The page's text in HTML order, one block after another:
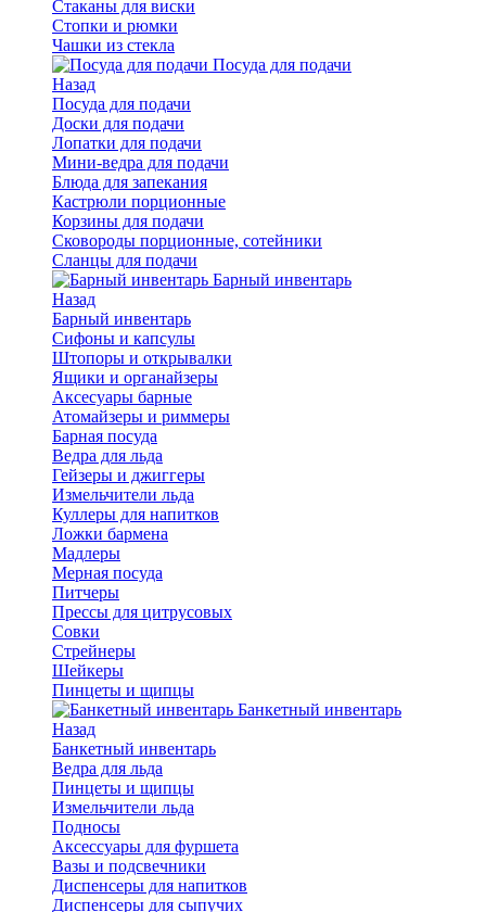
Стаканы для виски
Стопки и рюмки
Чашки из стекла
Посуда для подачи
Назад
Посуда для подачи
Доски для подачи
Лопатки для подачи
Мини-ведра для подачи
Блюда для запекания
Кастрюли порционные
Корзины для подачи
Сковороды порционные, сотейники
Сланцы для подачи
Барный инвентарь
Назад
Барный инвентарь
Сифоны и капсулы
Штопоры и открывалки
Ящики и органайзеры
Аксесуары барные
Атомайзеры и риммеры
Барная посуда
Ведра для льда
Гейзеры и джиггеры
Измельчители льда
Куллеры для напитков
Ложки бармена
Мадлеры
Мерная посуда
Питчеры
Прессы для цитрусовых
Совки
Стрейнеры
Шейкеры
Пинцеты и щипцы
Банкетный инвентарь
Назад
Банкетный инвентарь
Ведра для льда
Пинцеты и щипцы
Измельчители льда
Подносы
Аксессуары для фуршета
Вазы и подсвечники
Диспенсеры для напитков
Диспенсеры для сыпучих